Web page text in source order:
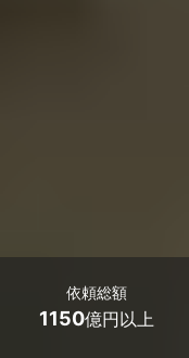
依頼総額
1150億円以上